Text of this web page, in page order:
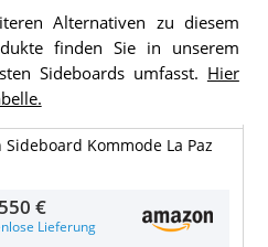
Alternativen zu diesem
finden Sie in unserem
Sideboards umfasst. Hier
Sideboard Kommode La Paz
550 €
Lieferung